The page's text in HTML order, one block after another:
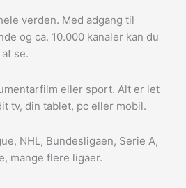
verden. Med adgang til
og ca. 10.000 kanaler kan du
se.
eller sport. Alt er let
tv, din tablet, pc eller mobil.
NHL, Bundesligaen, Serie A,
mange flere ligaer.